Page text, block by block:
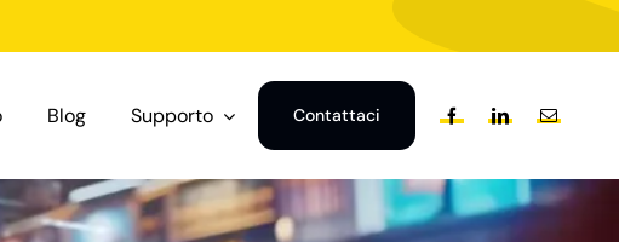
Blog Supporto Contattaci